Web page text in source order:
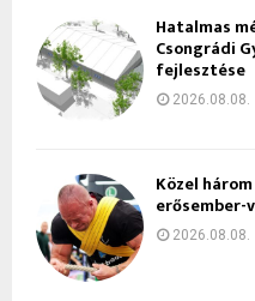
Hatalmas
Csongrádi
fejlesztése
2026.08.08.
Közel
erősember-
2026.08.08.